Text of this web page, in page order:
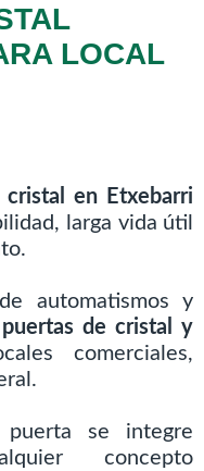
LOCAL
en Etxebarri
larga vida útil
automatismos y
puertas de cristal y
comerciales,
se integre
concepto